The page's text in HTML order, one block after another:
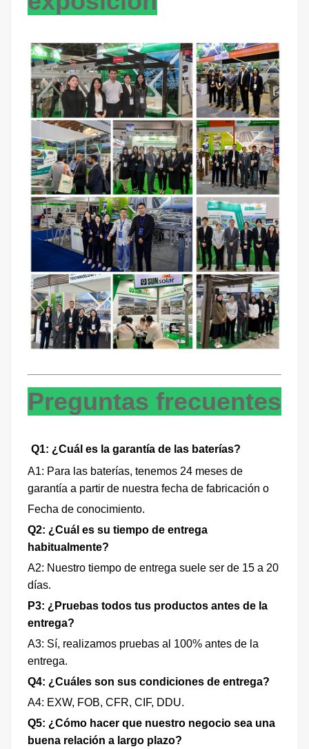
Preguntas frecuentes
Q1: ¿Cuál es la garantía de las baterías?
A1: Para las baterías, tenemos 24 meses de
garantía a partir de nuestra fecha de fabricación o
Fecha de conocimiento.
Q2: ¿Cuál es su tiempo de entrega
habitualmente?
A2: Nuestro tiempo de entrega suele ser de 15 a 20
días.
P3: ¿Pruebas todos tus productos antes de la
entrega?
A3: Sí, realizamos pruebas al 100% antes de la
entrega.
Q4: ¿Cuáles son sus condiciones de entrega?
A4: EXW, FOB, CFR, CIF, DDU.
Q5: ¿Cómo hacer que nuestro negocio sea una
buena relación a largo plazo?